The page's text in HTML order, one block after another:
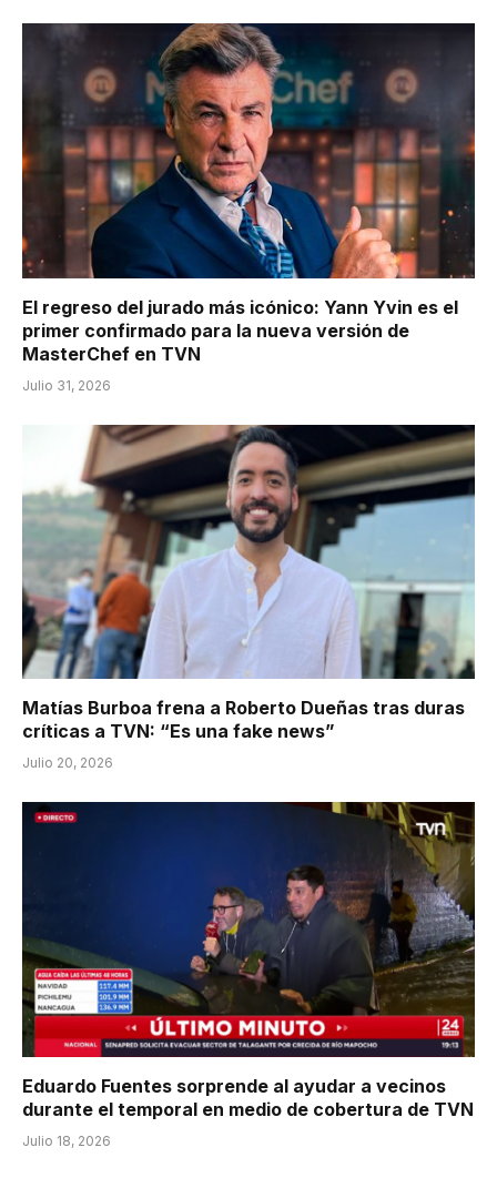
El regreso del jurado más icónico: Yann Yvin es el
primer confirmado para la nueva versión de
MasterChef en TVN
Julio 31, 2026
Matías Burboa frena a Roberto Dueñas tras duras
críticas a TVN: “Es una fake news”
Julio 20, 2026
Eduardo Fuentes sorprende al ayudar a vecinos
durante el temporal en medio de cobertura de TVN
Julio 18, 2026